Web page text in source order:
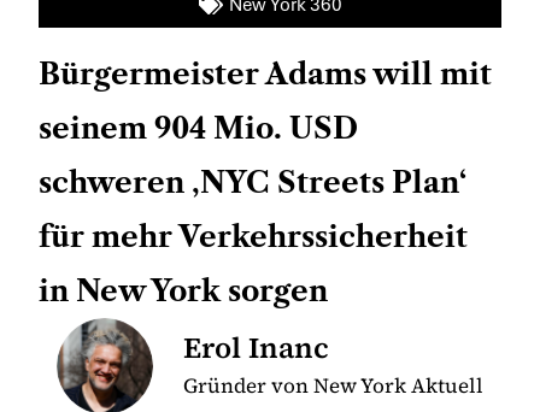
New York 360
Bürgermeister Adams will mit
seinem 904 Mio. USD
schweren ‚NYC Streets Plan‘
für mehr Verkehrssicherheit
in New York sorgen
Erol Inanc
Gründer von New York Aktuell